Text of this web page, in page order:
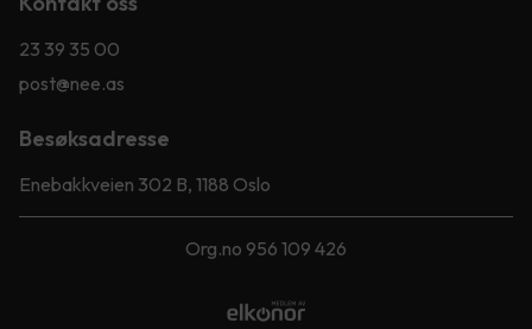
23 39 35 00
post@nee.as
Besøksadresse
Enebakkveien 302 B, 1188 Oslo
Org.no 956 109 426